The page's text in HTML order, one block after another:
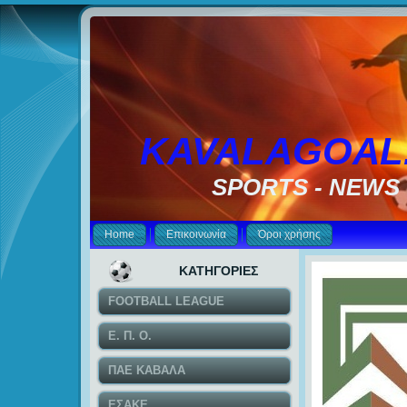
SPORTS - NEWS
Home Επικοινωνία Όροι χρήσης
ΚΑΤΗΓΟΡΙΕΣ
FOOTBALL LEAGUE
Ε. Π. Ο.
ΠΑΕ ΚΑΒΑΛΑ